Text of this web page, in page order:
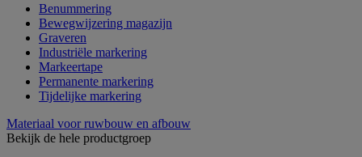
Benummering
Bewegwijzering magazijn
Graveren
Industriële markering
Markeertape
Permanente markering
Tijdelijke markering
Materiaal voor ruwbouw en afbouw
Bekijk de hele productgroep